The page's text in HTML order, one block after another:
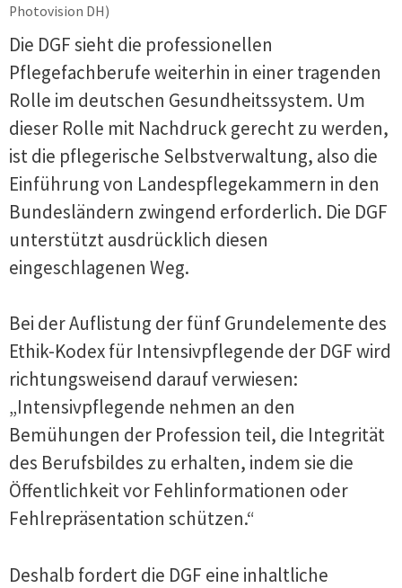
Photovision DH)
Die DGF sieht die professionellen
Pflegefachberufe weiterhin in einer tragenden
Rolle im deutschen Gesundheitssystem. Um
dieser Rolle mit Nachdruck gerecht zu werden,
ist die pflegerische Selbstverwaltung, also die
Einführung von Landespflegekammern in den
Bundesländern zwingend erforderlich. Die DGF
unterstützt ausdrücklich diesen
eingeschlagenen Weg.
Bei der Auflistung der fünf Grundelemente des
Ethik-Kodex für Intensivpflegende der DGF wird
richtungsweisend darauf verwiesen:
„Intensivpflegende nehmen an den
Bemühungen der Profession teil, die Integrität
des Berufsbildes zu erhalten, indem sie die
Öffentlichkeit vor Fehlinformationen oder
Fehlrepräsentation schützen.“
Deshalb fordert die DGF eine inhaltliche